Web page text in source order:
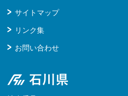
サイトマップ
リンク集
お問い合わせ
石川県